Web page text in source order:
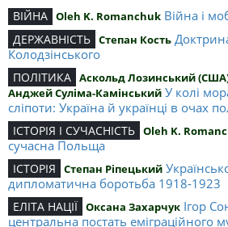
ВІЙНА Oleh K. Romanchuk Війна і
ДЕРЖАВНІСТЬ Степан Кость
Колодзінського
ПОЛІТИКА Аскольд Лозинський
Анджей Суліма-Камінський У колі
сліпоти: Україна й українці в очах
ІСТОРІЯ І СУЧАСНІСТЬ Oleh K.
сучасна Польща
ІСТОРІЯ Степан Ріпецький
дипломатична боротьба 1918-1923
ЕЛІТА НАЦІЇ Оксана Захарчук Ігор
центральна постать еміграційного